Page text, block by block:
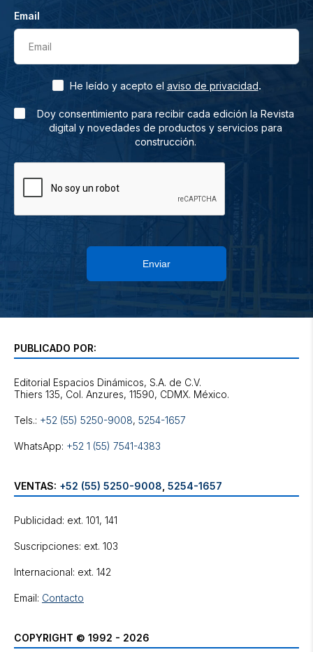
Email
Email
He leído y acepto el aviso de privacidad.
Doy consentimiento para recibir cada edición la Revista
digital y novedades de productos y servicios para
construcción.
Enviar
PUBLICADO POR:
Editorial Espacios Dinámicos, S.A. de C.V.
Tels.: +52 (55) 5250-9008, 5254-1657
WhatsApp: +52 1 (55) 7541-4383
VENTAS: +52 (55) 5250-9008 5254-1657
Publicidad: ext. 101, 141
Suscripciones: ext. 103
Internacional: ext. 142
Email: Contacto
COPYRIGHT © 1992 - 2026